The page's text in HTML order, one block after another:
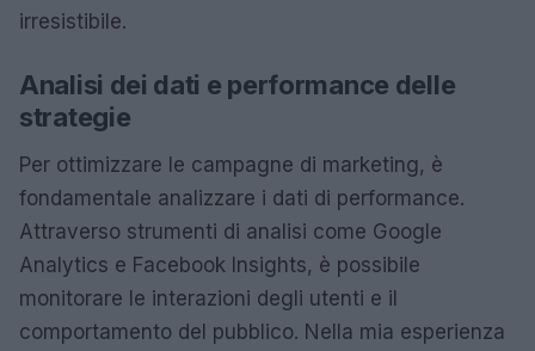
irresistibile.
Analisi dei dati e performance delle
strategie
Per ottimizzare le campagne di marketing, è
fondamentale analizzare i dati di performance.
Attraverso strumenti di analisi come Google
Analytics e Facebook Insights, è possibile
monitorare le interazioni degli utenti e il
comportamento del pubblico. Nella mia esperienza